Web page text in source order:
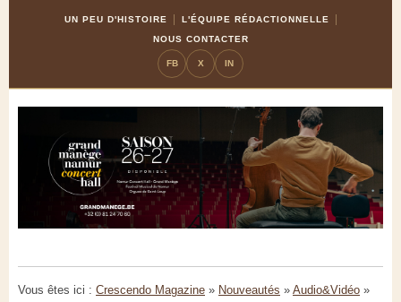
UN PEU D'HISTOIRE
L'ÉQUIPE RÉDACTIONNELLE
NOUS CONTACTER
FB X IN
Vous êtes ici : Crescendo Magazine » Nouveautés » Audio&Vidéo »